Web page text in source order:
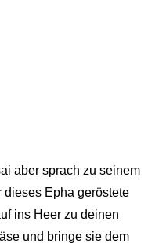
aber sprach zu seinem
dieses Epha geröstete
ins Heer zu deinen
und bringe sie dem